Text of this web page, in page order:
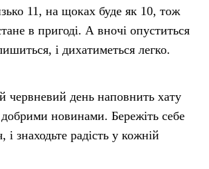
11, на щоках буде як 10, тож
в пригоді. А вночі опуститься
і дихатиметься легко.
червневий день наповнить хату
новинами. Бережіть себе
знаходьте радість у кожній